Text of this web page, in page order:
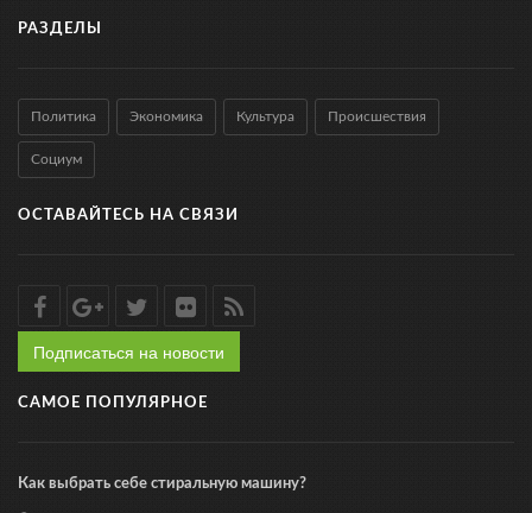
РАЗДЕЛЫ
Политика Экономика Культура Происшествия
Социум
ОСТАВАЙТЕСЬ НА СВЯЗИ
Подписаться на новости
САМОЕ ПОПУЛЯРНОЕ
Как выбрать себе стиральную машину?